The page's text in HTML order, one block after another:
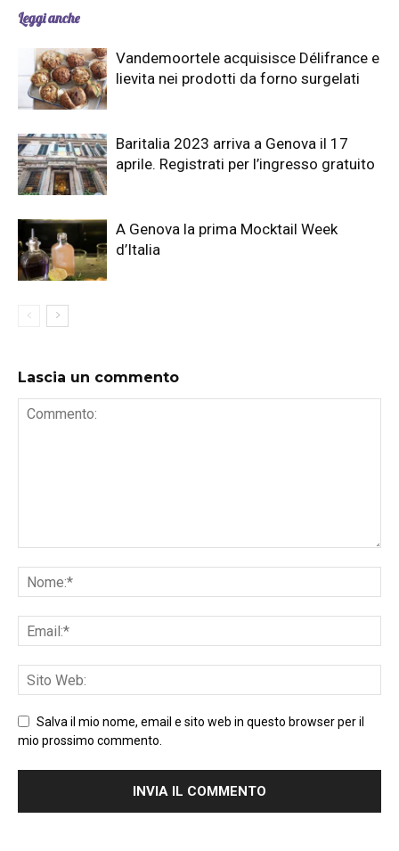
Leggi anche
Vandemoortele acquisisce Délifrance e
lievita nei prodotti da forno surgelati
Baritalia 2023 arriva a Genova il 17
aprile. Registrati per l’ingresso gratuito
A Genova la prima Mocktail Week
d’Italia
Lascia un commento
Salva il mio nome, email e sito web in questo browser per il
mio prossimo commento.